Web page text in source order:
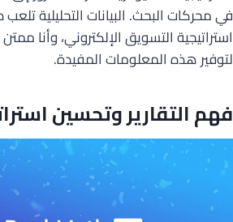
في محركات البحث. البيانات التحليلية
لتوفير هذه المعلومات المفيدة.
فهم التقارير وتحسين